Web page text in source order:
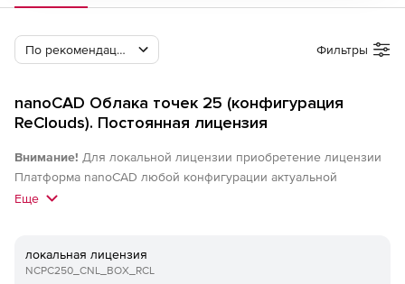
По рекомендации Softline Фильтры
nanoCAD Облака точек 25 (конфигурация
ReClouds). Постоянная лицензия
Внимание! Для локальной лицензии приобретение лицензии
Платформа nanoCAD любой конфигурации актуальной
(локальной) версии обязательно. Для сетевых лицензий
лицензия актуальной версии обязательно. Приобретение
подписки на обновление обязательно.
Еще
локальная лицензия
NCPC250_CNL_BOX_RCL